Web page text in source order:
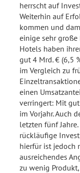
herrscht auf
Weiterhin auf
kommen und
einige sehr große
Hotels haben
gut 4 Mrd. € (6,5
im Vergleich zu
einen
verringert: Mit
im Vorjahr. Auch
letzten fünf
rückläufige
hierfür ist jedoch
ausreichendes
zu wenig